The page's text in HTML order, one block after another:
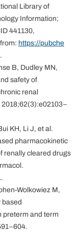
Library of
Information;
441130,
https://pubche
.
B, Dudley MN,
safety of
renal
KH, Li J, et al.
pharmacokinetic
renally cleared drugs
Wolkowiez M,
preterm and term